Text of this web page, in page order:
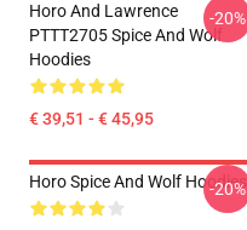
Horo And Lawrence
PTTT2705 Spice And Wolf
Hoodies
€ 39,51 - € 45,95
-20%
Horo Spice And Wolf Hoodies
-20%